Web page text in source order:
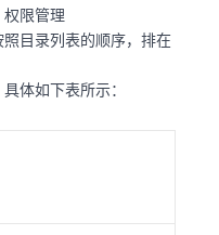
权限管理
目录列表的顺序，排在
体如下表所示：